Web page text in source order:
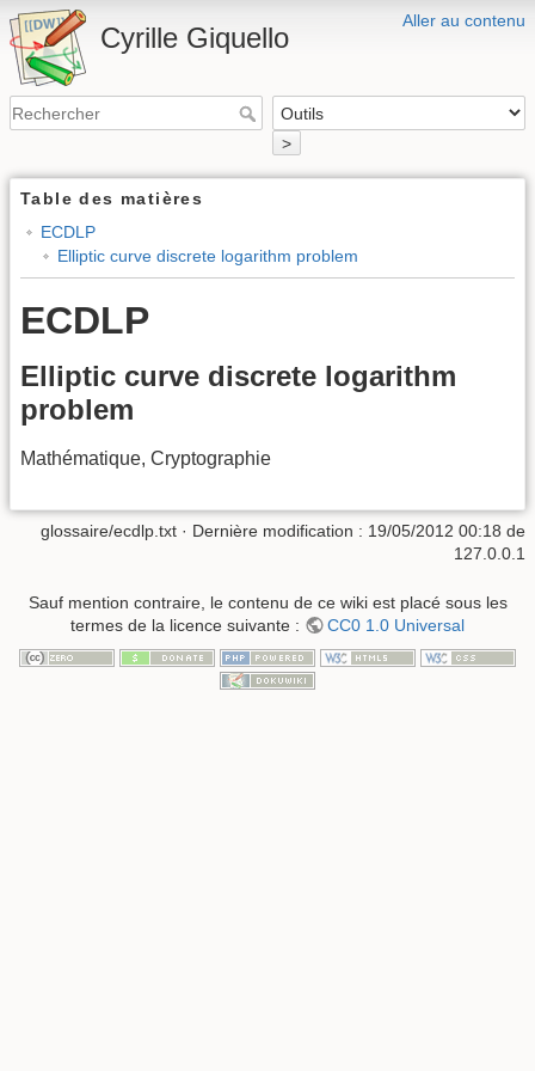
Aller au contenu
Cyrille Giquello
>
Table des matières
ECDLP
Elliptic curve discrete logarithm problem
ECDLP
Elliptic curve discrete logarithm
problem
Mathématique, Cryptographie
glossaire/ecdlp.txt · Dernière modification : 19/05/2012 00:18 de
127.0.0.1
Sauf mention contraire, le contenu de ce wiki est placé sous les
termes de la licence suivante :
CC0 1.0 Universal